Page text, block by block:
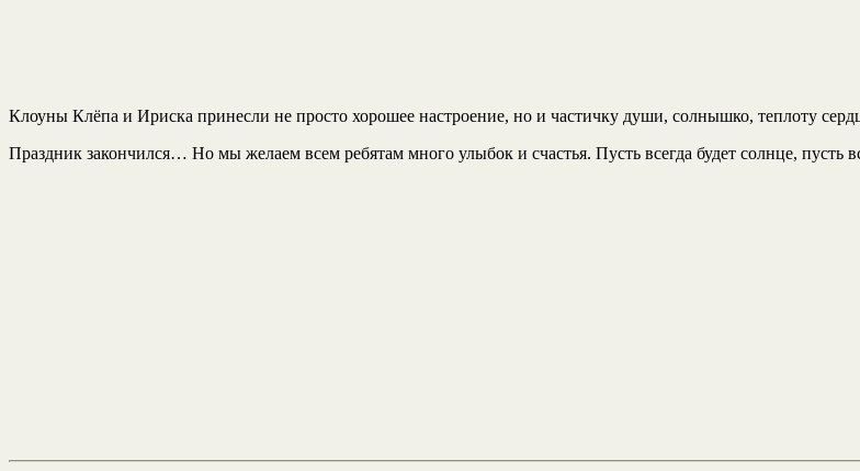
Клоуны Клёпа и Ириска принесли не просто хорошее настроение, но и частичку души, солнышко, теплоту
Праздник закончился… Но мы желаем всем ребятам много улыбок и счастья. Пусть всегда будет солнце, пусть